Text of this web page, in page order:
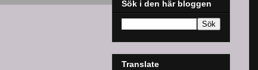
Sök i den här bloggen
Translate